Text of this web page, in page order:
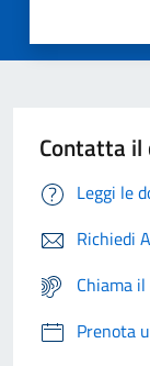
Contatta il
Leggi le
Richiedi
Chiama
Prenota